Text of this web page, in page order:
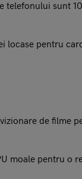
telefonului sunt
locase pentru
de filme
moale pentru o